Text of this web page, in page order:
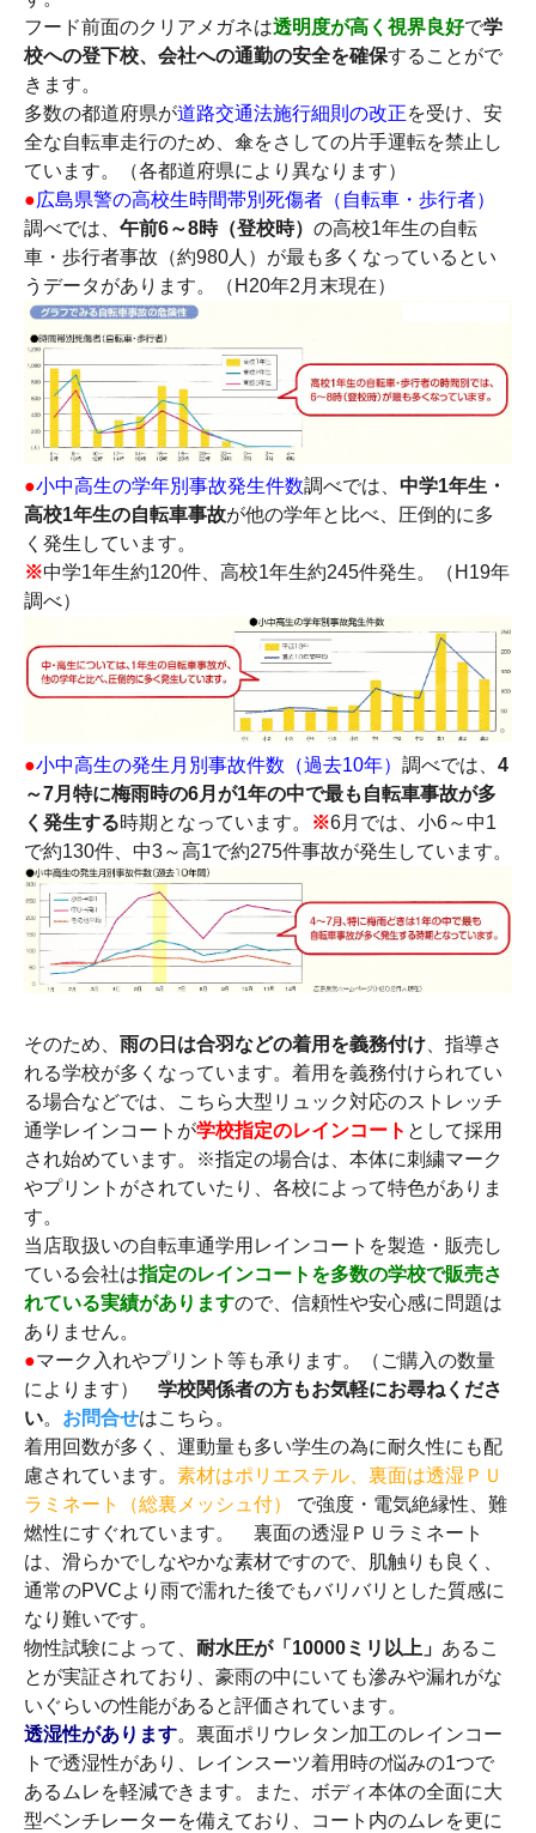
フード前面のクリアメガネは透明度が高く視界良好で学
校への登下校、会社への通勤の安全を確保することがで
きます。
多数の都道府県が道路交通法施行細則の改正を受け、安
全な自転車走行のため、傘をさしての片手運転を禁止し
ています。（各都道府県により異なります）
●広島県警の高校生時間帯別死傷者（自転車・歩行者）
調べでは、 午前6～8時（登校時） の高校1年生の自転
車・歩行者事故（約980人）が最も多くなっているとい
うデータがあります。（H20年2月末現在）
●小中高生の学年別事故発生件数調べでは、 中学1年生・
高校1年生の自転車事故が他の学年と比べ、圧倒的に多
く発生しています。
※中学1年生約120件、高校1年生約245件発生。（H19年
調べ）
●小中高生の発生月別事故件数（過去10年） 調べでは、 4
～7月特に梅雨時の6月が1年の中で最も自転車事故が多
く発生する時期となっています。 ※6月では、小6～中1
で約130件、中3～高1で約275件事故が発生しています。
そのため、 雨の日は合羽などの着用を義務付け、指導さ
れる学校が多くなっています。着用を義務付けられてい
る場合などでは、こちら大型リュック対応のストレッチ
通学レインコートが学校指定のレインコート として採用
され始めています。※指定の場合は、本体に刺繍マーク
やプリントがされていたり、各校によって特色がありま
す。
当店取扱いの自転車通学用レインコートを製造・販売し
ている会社は指定のレインコートを多数の学校で販売さ
れている実績がありますので、信頼性や安心感に問題は
ありません。
●マーク入れやプリント等も承ります。（ご購入の数量
によります） 学校関係者の方もお気軽にお尋ねくださ
い。 お問合せはこちら。
着用回数が多く、運動量も多い学生の為に耐久性にも配
慮されています。 素材はポリエステル、裏面は透湿ＰＵ
ラミネート（総裏メッシュ付）
で強度・電気絶縁性、難
燃性にすぐれています。 裏面の透湿ＰＵラミネート
は、滑らかでしなやかな素材ですので、肌触りも良く、
通常のPVCより雨で濡れた後でもバリバリとした質感に
なり難いです。
物性試験によって、 耐水圧が「10000ミリ以上」 あるこ
とが実証されており、豪雨の中にいても滲みや漏れがな
いぐらいの性能があると評価されています。
透湿性があります。裏面ポリウレタン加工のレインコー
トで透湿性があり、レインスーツ着用時の悩みの1つで
あるムレを軽減できます。また、ボディ本体の全面に大
型ベンチレーターを備えており、コート内のムレを更に